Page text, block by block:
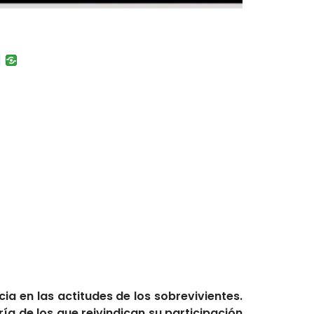
VK
en las actitudes de los sobrevivientes.